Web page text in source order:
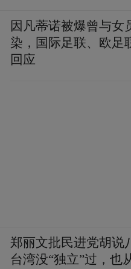
因凡蒂诺被爆曾与女
染，国际足联、欧足
回应
郑丽文批民进党胡说
台湾没“独立”过，也